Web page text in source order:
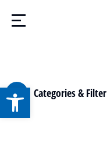
Categories & Filter
Obriu la barra d'eines